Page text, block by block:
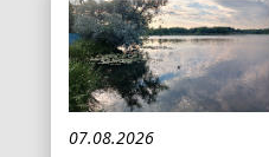
07.08.2026